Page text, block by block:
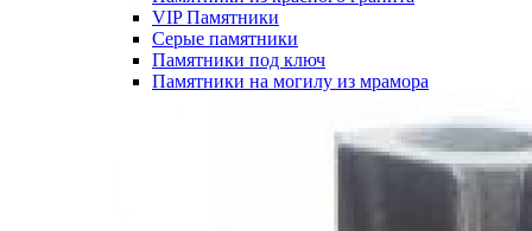
VIP Памятники
Серые памятники
Памятники под ключ
Памятники на могилу из мрамора